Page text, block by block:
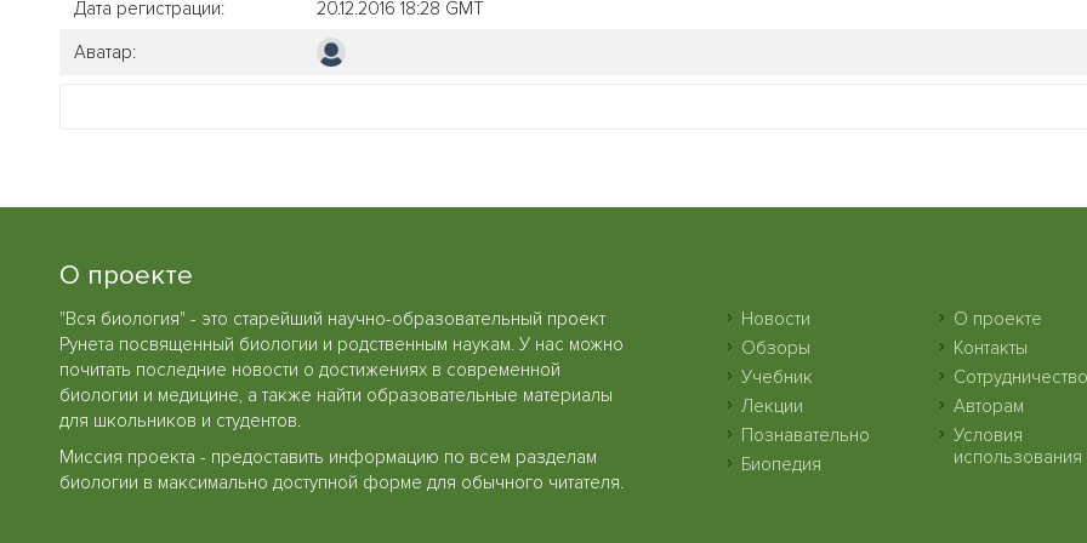
Дата регистрации:
20.12.2016 18:28 GMT
Аватар:
О проекте
"Вся биология" - это старейший научно-образовательный проект
Рунета посвященный биологии и родственным наукам. У нас можно
почитать последние новости о достижениях в современной
биологии и медицине, а также найти образовательные материалы
для школьников и студентов.
Миссия проекта - предоставить информацию по всем разделам
биологии в максимально доступной форме для обычного читателя.
Новости
Обзоры
Учебник
Лекции
Познавательно
Биопедия
О проекте
Контакты
Сотрудничество
Авторам
Условия
использования